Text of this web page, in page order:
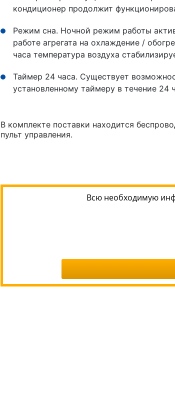
кондиционер продолжит
Режим сна. Ночной режим работы
работе агрегата на охлаждение /
часа температура воздуха
Таймер 24 часа. Существует
установленному таймеру в течение 24
В комплекте поставки находится
пульт управления.
Всю необходимую